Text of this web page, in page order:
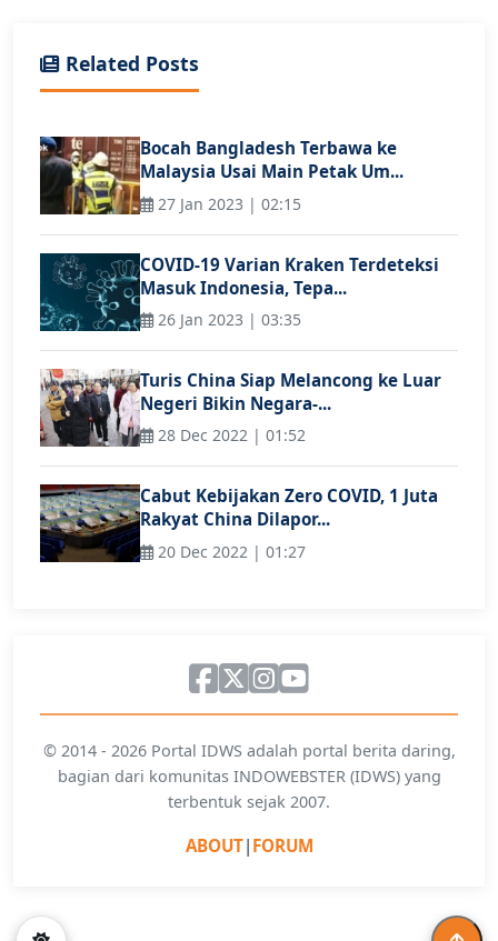
Related Posts
Bocah Bangladesh Terbawa ke
Malaysia Usai Main Petak Um...
27 Jan 2023 | 02:15
COVID-19 Varian Kraken Terdeteksi
Masuk Indonesia, Tepa...
26 Jan 2023 | 03:35
Turis China Siap Melancong ke Luar
Negeri Bikin Negara-...
28 Dec 2022 | 01:52
Cabut Kebijakan Zero COVID, 1 Juta
Rakyat China Dilapor...
20 Dec 2022 | 01:27
© 2014 - 2026 Portal IDWS adalah portal berita daring,
bagian dari komunitas INDOWEBSTER (IDWS) yang
terbentuk sejak 2007.
ABOUT| FORUM